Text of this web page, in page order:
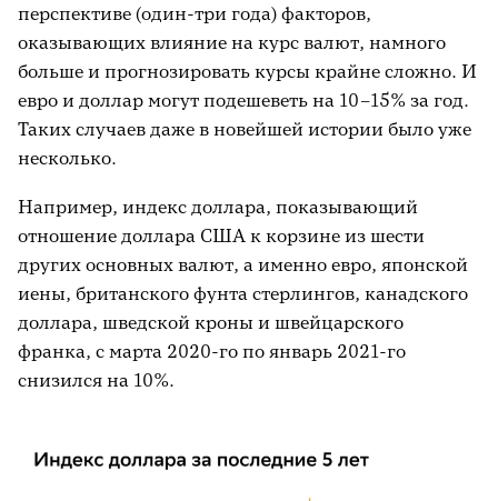
перспективе (один-три года) факторов,
оказывающих влияние на курс валют, намного
больше и прогнозировать курсы крайне сложно. И
евро и доллар могут подешеветь на 10–15% за год.
Таких случаев даже в новейшей истории было уже
несколько.
Например, индекс доллара, показывающий
отношение доллара США к корзине из шести
других основных валют, а именно евро, японской
иены, британского фунта стерлингов, канадского
доллара, шведской кроны и швейцарского
франка, с марта 2020-го по январь 2021-го
снизился на 10%.